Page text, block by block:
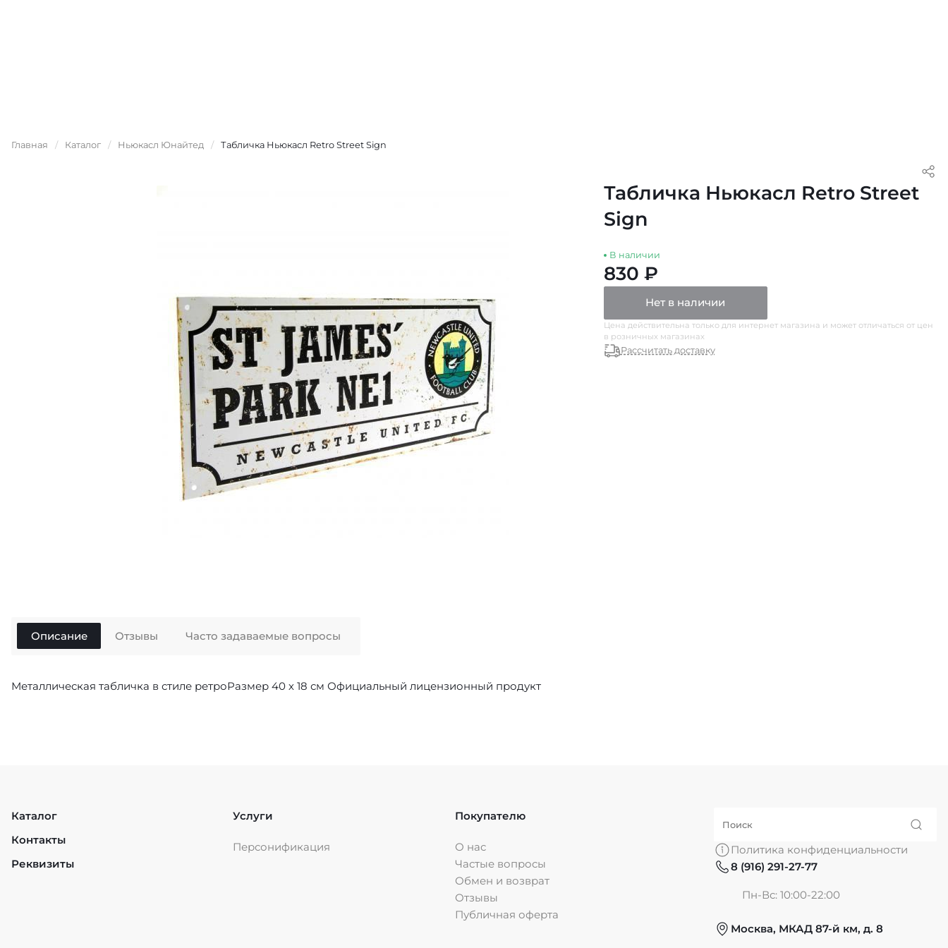
Главная / Каталог / Ньюкасл Юнайтед / Табличка Ньюкасл Retro Street Sign
Табличка Ньюкасл Retro Street
Sign
В наличии
830 ₽
Нет в наличии
Цена действительна только для интернет магазина и может отличаться от цен
в розничных магазинах
Рассчитать доставку
Описание
Металлическая табличка в стиле ретроРазмер 40 х 18 см Официальный лицензионный продукт
Отзывы Часто задаваемые вопросы
Каталог
Контакты
Реквизиты
Услуги
Персонификация
Покупателю
О нас
Частые вопросы
Обмен и возврат
Отзывы
Публичная оферта
Политика конфиденциальности
8 (916) 291-27-77
Пн-Вс: 10:00-22:00
Москва, МКАД 87-й км, д. 8